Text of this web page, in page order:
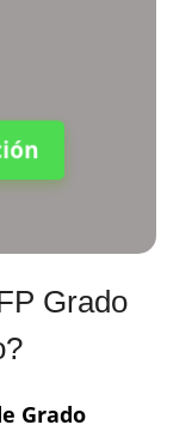
Grado
Grado